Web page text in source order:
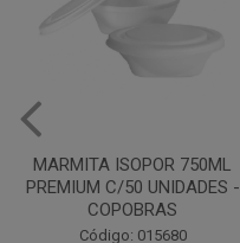
HAMBURGUEIRA ISOPOR
CH-002A COPOBRAS 100UN
Código: 037536